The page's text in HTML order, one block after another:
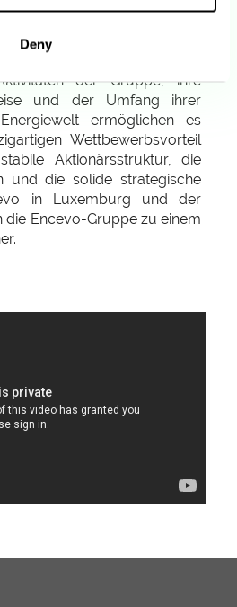
Deny
ein breites Spektrum an
der Gruppe, ihre
und der Umfang ihrer
ermöglichen es
Wettbewerbsvorteil
Aktionärsstruktur, die
und die solide strategische
in Luxemburg und der
die Encevo-Gruppe zu einem